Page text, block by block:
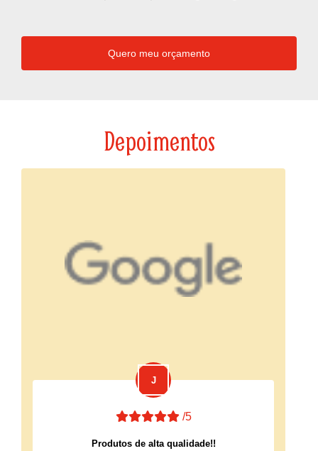
Quero meu orçamento
Depoimentos
/5
Produtos de alta qualidade!!